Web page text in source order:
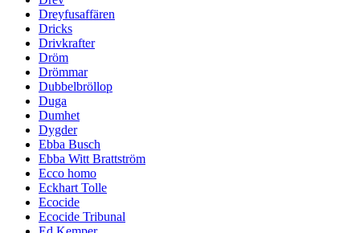
Dreyfusaffären
Dricks
Drivkrafter
Dröm
Drömmar
Dubbelbröllop
Duga
Dumhet
Dygder
Ebba Busch
Ebba Witt Brattström
Ecco homo
Eckhart Tolle
Ecocide
Ecocide Tribunal